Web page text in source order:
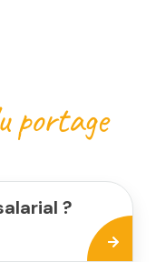
portage
?